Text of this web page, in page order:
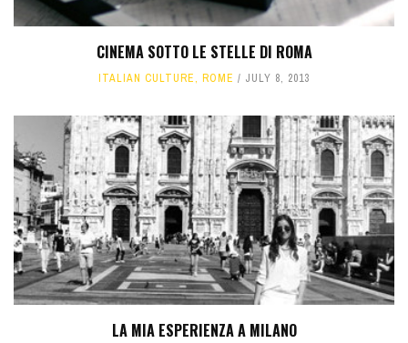
CINEMA SOTTO LE STELLE DI ROMA
ITALIAN CULTURE, ROME JULY 8, 2013
LA MIA ESPERIENZA A MILANO